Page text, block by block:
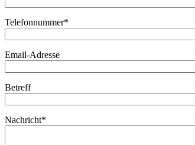
Telefonnummer*
Email-Adresse
Betreff
Nachricht*